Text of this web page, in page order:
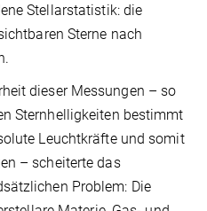
Stellarstatistik: die
Sterne nach
dieser Messungen – so
Sternhelligkeiten bestimmt
Leuchtkräfte und somit
– scheiterte das
Problem: Die